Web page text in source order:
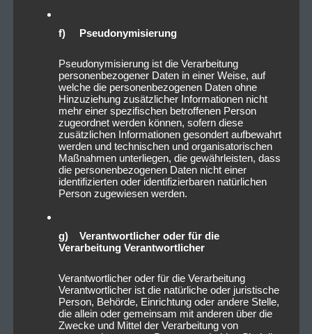
f) Pseudonymisierung
Pseudonymisierung ist die Verarbeitung
personenbezogener Daten in einer Weise, auf
welche die personenbezogenen Daten ohne
Hinzuziehung zusätzlicher Informationen nicht
mehr einer spezifischen betroffenen Person
zugeordnet werden können, sofern diese
zusätzlichen Informationen gesondert aufbewahrt
werden und technischen und organisatorischen
Maßnahmen unterliegen, die gewährleisten, dass
die personenbezogenen Daten nicht einer
identifizierten oder identifizierbaren natürlichen
Person zugewiesen werden.
g) Verantwortlicher oder für die
Verarbeitung Verantwortlicher
Verantwortlicher oder für die Verarbeitung
Verantwortlicher ist die natürliche oder juristische
Person, Behörde, Einrichtung oder andere Stelle,
die allein oder gemeinsam mit anderen über die
Zwecke und Mittel der Verarbeitung von